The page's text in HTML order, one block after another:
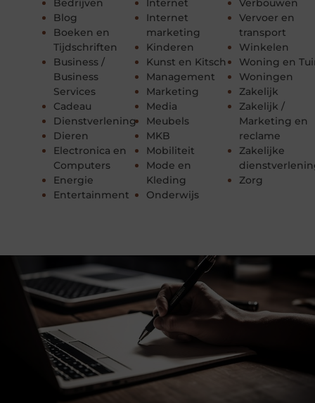
Bedrijven
Blog
Boeken en
Tijdschriften
Business /
Business
Services
Cadeau
Dienstverlening
Dieren
Electronica en
Computers
Energie
Entertainment
Internet
Internet
marketing
Kinderen
Kunst en Kitsch
Management
Marketing
Media
Meubels
MKB
Mobiliteit
Mode en
Kleding
Onderwijs
Verbouwen
Vervoer en
transport
Winkelen
Woning en
Woningen
Zakelijk
Zakelijk /
Marketing en
reclame
Zakelijke
Zorg